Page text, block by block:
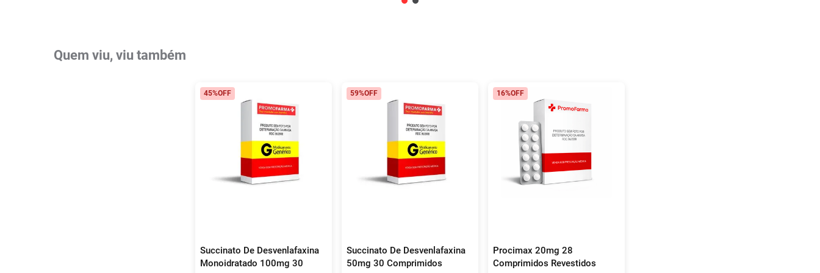
Quem viu, viu também
45%OFF
Succinato De Desvenlafaxina
Monoidratado 100mg 30
59%OFF
Succinato De Desvenlafaxina
50mg 30 Comprimidos
16%OFF
Procimax 20mg 28
Comprimidos Revestidos